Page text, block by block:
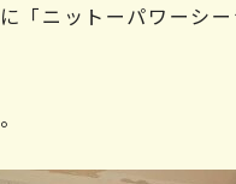
「ニットーパワーシ